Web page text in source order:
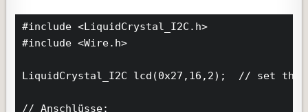
#include <LiquidCrystal_I2C.h>
#include <Wire.h>
LiquidCrystal_I2C lcd(0x27,16,2);  // set the
// Anschlüsse: